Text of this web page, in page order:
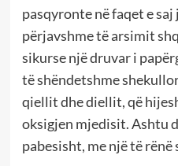
pasqyronte në faqet e
përjavshme të arsimit
sikurse një druvar i
të shëndetshme
qiellit dhe diellit, që
oksigjen mjedisit. Ashtu
pabesisht, me një të rënë